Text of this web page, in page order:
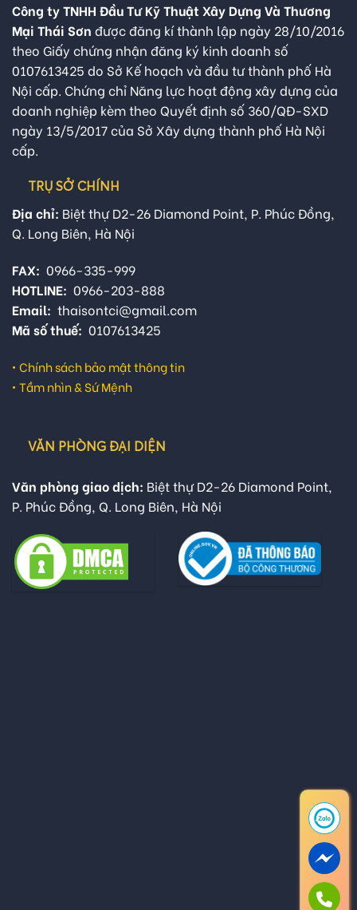
Công ty TNHH Đầu Tư Kỹ Thuật Xây Dựng Và Thương
Mại Thái Sơn được đăng kí thành lập ngày 28/10/2016
theo Giấy chứng nhận đăng ký kinh doanh số
0107613425 do Sở Kế hoạch và đầu tư thành phố Hà
Nội cấp. Chứng chỉ Năng lực hoạt động xây dựng của
doanh nghiệp kèm theo Quyết định số 360/QĐ-SXD
ngày 13/5/2017 của Sở Xây dựng thành phố Hà Nội
cấp.
TRỤ SỞ CHÍNH
Địa chỉ: Biệt thự D2-26 Diamond Point, P. Phúc Đồng,
Q. Long Biên, Hà Nội
FAX: 0966-335-999
HOTLINE: 0966-203-888
Email: thaisontci@gmail.com
Mã số thuế: 0107613425
• Chính sách bảo mật thông tin
• Tầm nhìn & Sứ Mệnh
VĂN PHÒNG ĐẠI DIỆN
Văn phòng giao dịch: Biệt thự D2-26 Diamond Point,
P. Phúc Đồng, Q. Long Biên, Hà Nội